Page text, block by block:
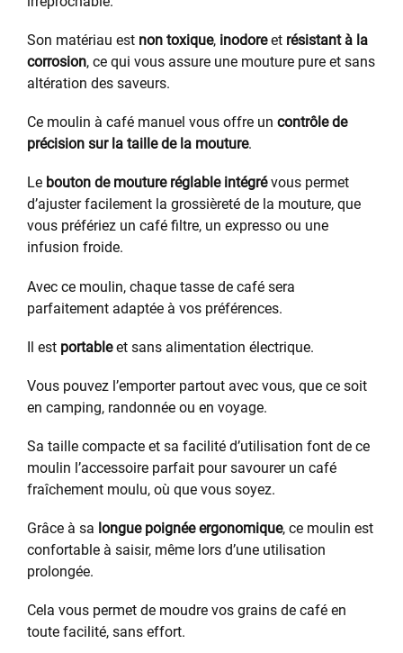
Son matériau est non toxique, inodoreet résistant à la
corrosion, ce qui vous assure une mouture pure et sans
altération des saveurs.
Ce moulin à café manuel vous offre un contrôle de
précision sur la taille de la mouture.
Le bouton de mouture réglable intégrévous permet
d’ajuster facilement la grossièreté de la mouture, que
vous préfériez un café filtre, un expresso ou une
infusion froide.
Avec ce moulin, chaque tasse de café sera
parfaitement adaptée à vos préférences.
Il est portableet sans alimentation électrique.
Vous pouvez l’emporter partout avec vous, que ce soit
en camping, randonnée ou en voyage.
Sa taille compacte et sa facilité d’utilisation font de ce
moulin l’accessoire parfait pour savourer un café
fraîchement moulu, où que vous soyez.
Grâce à sa longue poignée ergonomique, ce moulin est
confortable à saisir, même lors d’une utilisation
prolongée.
Cela vous permet de moudre vos grains de café en
toute facilité, sans effort.